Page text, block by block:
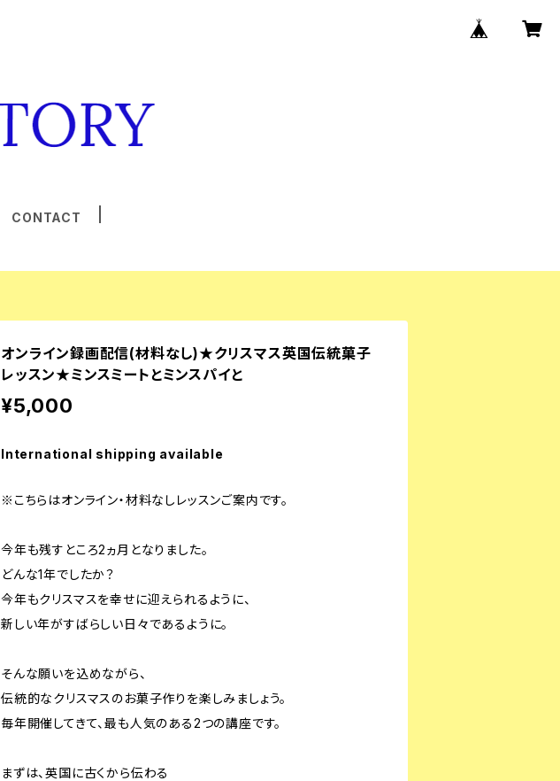
CONTACT
オンライン録画配信(材料なし)★クリスマス英国伝統菓子
レッスン★ミンスミートとミンスパイと
¥5,000
International shipping available
※こちらはオンライン・材料なしレッスンご案内です。
今年も残すところ2ヵ月となりました。
どんな1年でしたか？
今年もクリスマスを幸せに迎えられるように、
新しい年がすばらしい日々であるように。
そんな願いを込めながら、
伝統的なクリスマスのお菓子作りを楽しみましょう。
毎年開催してきて、最も人気のある2つの講座です。
まずは、英国に古くから伝わる